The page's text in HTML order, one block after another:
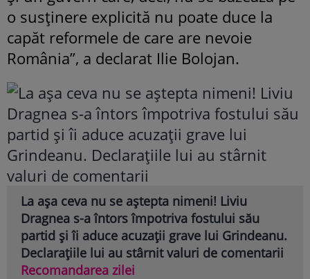
o susținere explicită nu poate duce la
capăt reformele de care are nevoie
România”, a declarat Ilie Bolojan.
La așa ceva nu se aștepta nimeni! Liviu
Dragnea s-a întors împotriva fostului său
partid și îi aduce acuzații grave lui Grindeanu.
Declarațiile lui au stârnit valuri de comentarii
Recomandarea zilei